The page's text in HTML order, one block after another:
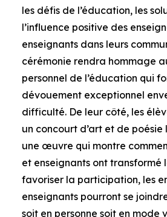
les défis de l’éducation, les
l’influence positive des
enseignants dans leurs
cérémonie rendra hommage
personnel de l’éducation qui
dévouement exceptionnel
difficulté. De leur côté, les
un concourt d’art et de
une œuvre qui montre
et enseignants ont transformé
favoriser la participation, les
enseignants pourront se
soit en personne soit en mode